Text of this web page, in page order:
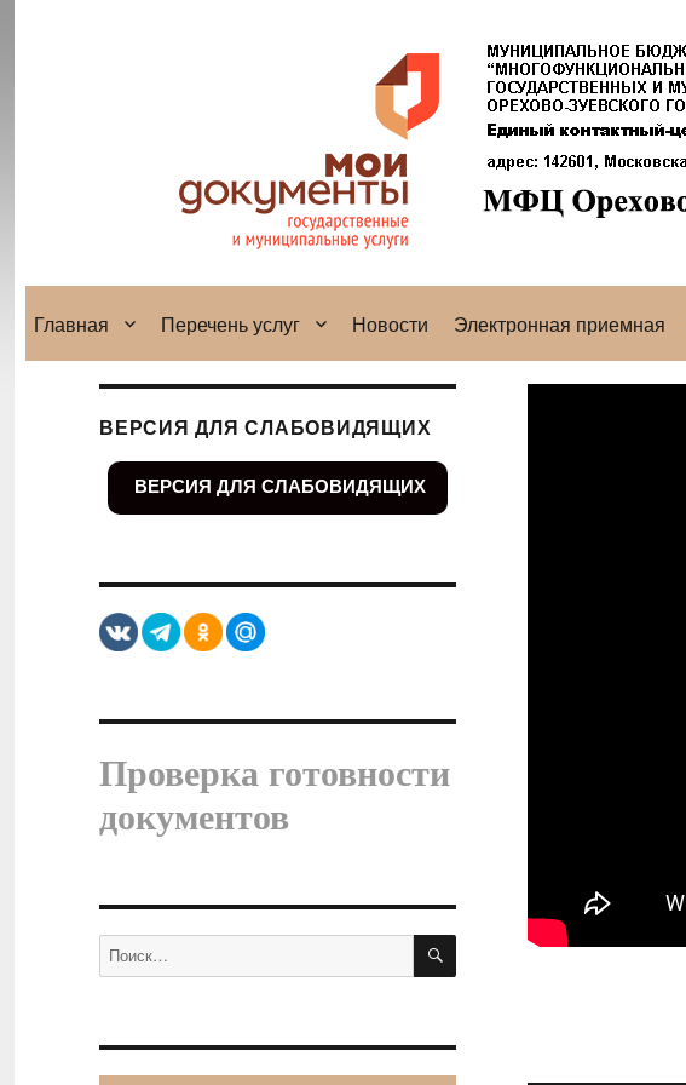
Главная Перечень услуг Новости Электронная приемная
ВЕРСИЯ ДЛЯ СЛАБОВИДЯЩИХ
ВЕРСИЯ ДЛЯ СЛАБОВИДЯЩИХ
Проверка готовности
документов
Искать: ПОИСК